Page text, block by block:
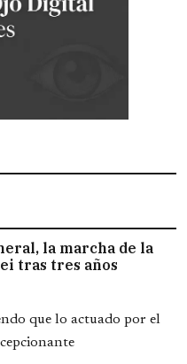
la marcha de la
tras tres años
que lo actuado por el